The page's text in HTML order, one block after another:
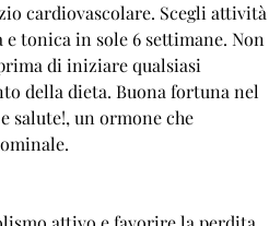
cardiovascolare. Scegli attività
tonica in sole 6 settimane. Non
di iniziare qualsiasi
della dieta. Buona fortuna nel
salute!, un ormone che